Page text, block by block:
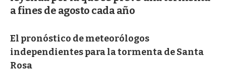
a fines de agosto cada año
El pronóstico de meteorólogos
independientes para la tormenta de Santa
Rosa